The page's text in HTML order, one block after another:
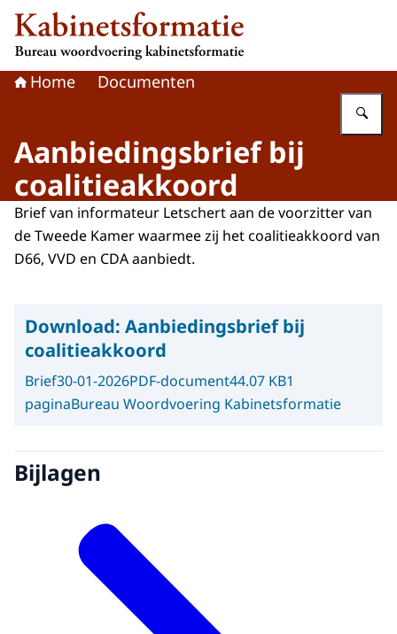
Naar de homepage van Kabinetsformatie
Home Documenten
Aanbiedingsbrief bij
coalitieakkoord
Brief van informateur Letschert aan de voorzitter van
de Tweede Kamer waarmee zij het coalitieakkoord van
D66, VVD en CDA aanbiedt.
Download: Aanbiedingsbrief bij
coalitieakkoord
Brief30-01-2026PDF-document44.07 KB1
paginaBureau Woordvoering Kabinetsformatie
Bijlagen